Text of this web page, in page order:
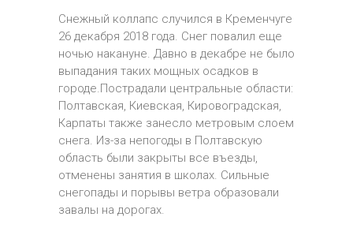
Снежный коллапс случился в Кременчуге
26 декабря 2018 года. Снег повалил еще
ночью накануне. Давно в декабре не было
выпадания таких мощных осадков в
городе.Пострадали центральные области:
Полтавская, Киевская, Кировоградская,
Карпаты также занесло метровым слоем
снега. Из-за непогоды в Полтавскую
область были закрыты все въезды,
отменены занятия в школах. Сильные
снегопады и порывы ветра образовали
завалы на дорогах.